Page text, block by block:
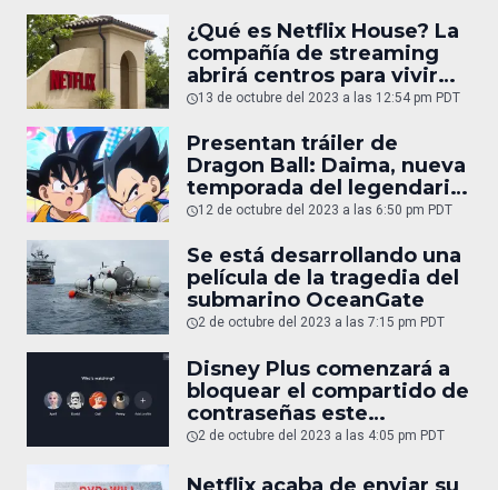
¿Qué es Netflix House? La
compañía de streaming
abrirá centros para vivir
experiencias únicas
13 de octubre del 2023 a las 12:54 pm PDT
Presentan tráiler de
Dragon Ball: Daima, nueva
temporada del legendario
anime
12 de octubre del 2023 a las 6:50 pm PDT
Se está desarrollando una
película de la tragedia del
submarino OceanGate
2 de octubre del 2023 a las 7:15 pm PDT
Disney Plus comenzará a
bloquear el compartido de
contraseñas este
noviembre
2 de octubre del 2023 a las 4:05 pm PDT